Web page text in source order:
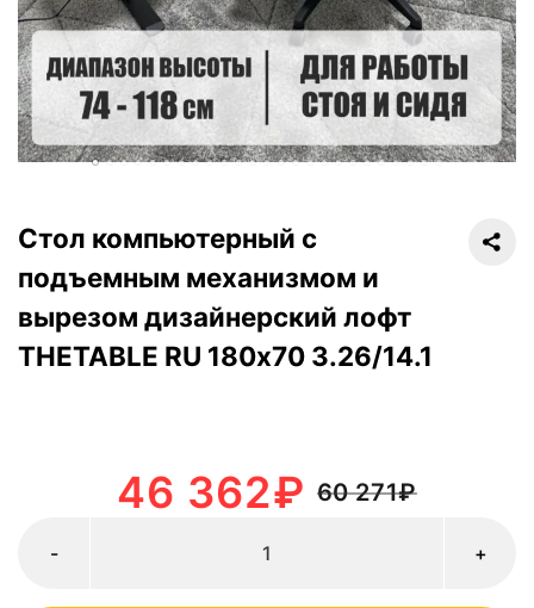
Стол компьютерный с
подъемным механизмом и
вырезом дизайнерский лофт
THETABLE RU 180х70 3.26/14.1
60 271₽
46 362₽
+
-